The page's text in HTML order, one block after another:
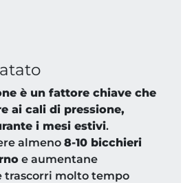
è un fattore chiave che
ai cali di pressione,
i mesi estivi.
almeno 8-10 bicchieri
e aumentane
trascorri molto tempo